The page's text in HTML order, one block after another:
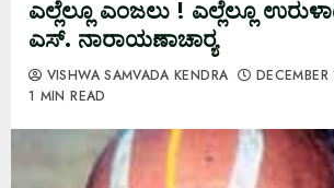
ಎಲ್ಲೆಲ್ಲೂ ಎಂಜಲು ! ಎಲ್ಲೆಲ್ಲೂ
ಎಸ್. ನಾರಾಯಣಾಚಾರ‍್ಯ
VISHWA SAMVADA KENDRA
1 MIN READ